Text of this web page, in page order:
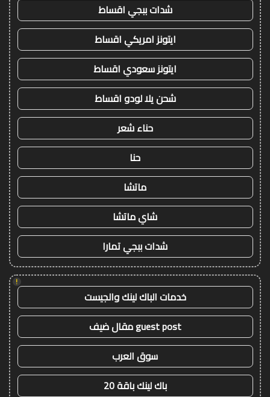
شدات ببجي اقساط
ايتونز امريكي اقساط
ايتونز سعودي اقساط
شحن يلا لودو اقساط
حناء شعر
حنا
ماتشا
شاي ماتشا
شدات ببجي تمارا
!
خدمات الباك لينك والجيست
guest post مقال ضيف
سوق العرب
باك لينك باقة 20